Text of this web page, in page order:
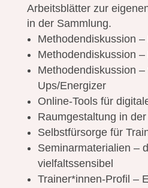
Arbeitsblätter zur
in der Sammlung.
Methodendiskussion
Methodendiskussion –
Methodendiskussion –
Ups/Energizer
Online-Tools für
Raumgestaltung in
Selbstfürsorge für
Seminarmaterialien –
vielfaltssensibel
Trainer*innen-Profil –